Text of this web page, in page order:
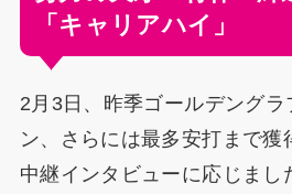
「キャリアハイ」
2月3日、昨季ゴールデングラ
ン、さらには最多安打まで獲
中継インタビューに応じまし